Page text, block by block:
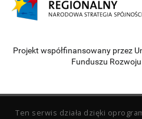
Projekt współfinansowany przez
Funduszu
Ten serwis działa dzięki